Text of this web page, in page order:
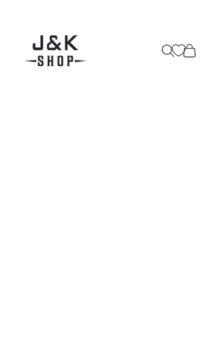
J&K Shop
Søk